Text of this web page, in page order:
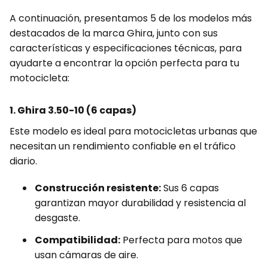
A continuación, presentamos 5 de los modelos más
destacados de la marca Ghira, junto con sus
características y especificaciones técnicas, para
ayudarte a encontrar la opción perfecta para tu
motocicleta:
1. Ghira 3.50-10 (6 capas)
Este modelo es ideal para motocicletas urbanas que
necesitan un rendimiento confiable en el tráfico
diario.
Construcción resistente:Sus 6 capas
garantizan mayor durabilidad y resistencia al
desgaste.
Compatibilidad: Perfecta para motos que
usan cámaras de aire.